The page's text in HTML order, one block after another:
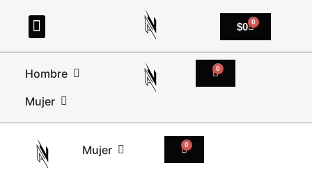
$0 0
Hombre
Mujer
0
Mujer
0